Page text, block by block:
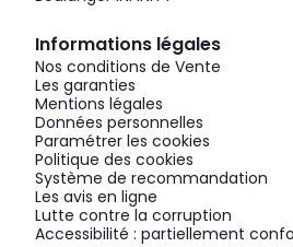
Informations légales
Nos conditions de Vente
Les garanties
Mentions légales
Données personnelles
Paramétrer les cookies
Politique des cookies
Système de recommandation
Les avis en ligne
Lutte contre la corruption
Accessibilité : partiellement